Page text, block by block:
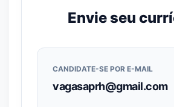
Envie seu
CANDIDATE-SE POR E-MAIL
vagasaprh@gmail.com